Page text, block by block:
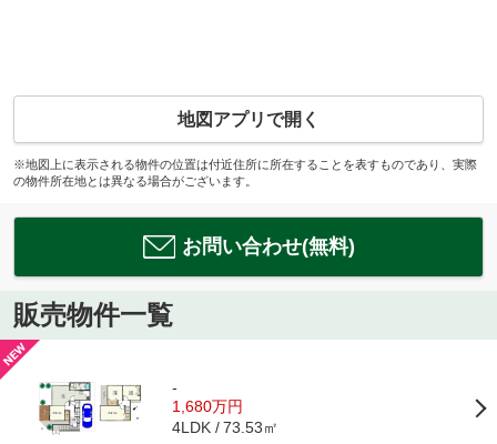
地図アプリで開く
※地図上に表示される物件の位置は付近住所に所在することを表すものであり、実際
の物件所在地とは異なる場合がございます。
お問い合わせ(無料)
販売物件一覧
-
1,680万円
4LDK 73.53㎡